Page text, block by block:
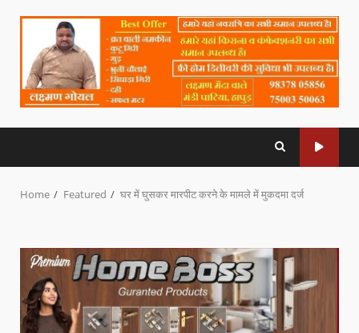
Home Featured घर में घुसकर मारपीट करने के मामले में मुकदमा दर्ज